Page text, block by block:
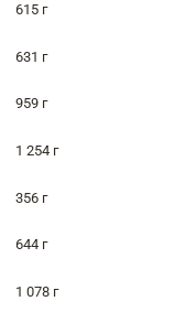
615 г
631 г
959 г
1 254 г
356 г
644 г
1 078 г